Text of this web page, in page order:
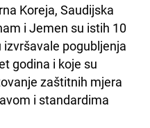
Koreja, Saudijska
i Jemen su istih 10
pogubljenja
godina i koje su
zaštitnih mjera
i standardima